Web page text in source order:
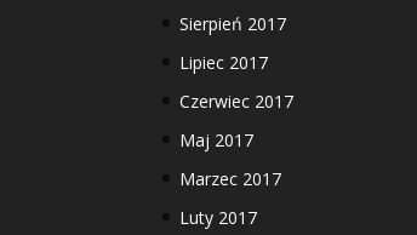
Sierpień 2017
Lipiec 2017
Czerwiec 2017
Maj 2017
Marzec 2017
Luty 2017